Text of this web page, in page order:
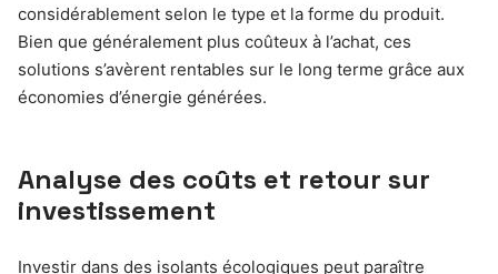
considérablement selon le type et la forme du produit.
Bien que généralement plus coûteux à l’achat, ces
solutions s’avèrent rentables sur le long terme grâce aux
économies d’énergie générées.
Analyse des coûts et retour sur
investissement
Investir dans des isolants écologiques peut paraître